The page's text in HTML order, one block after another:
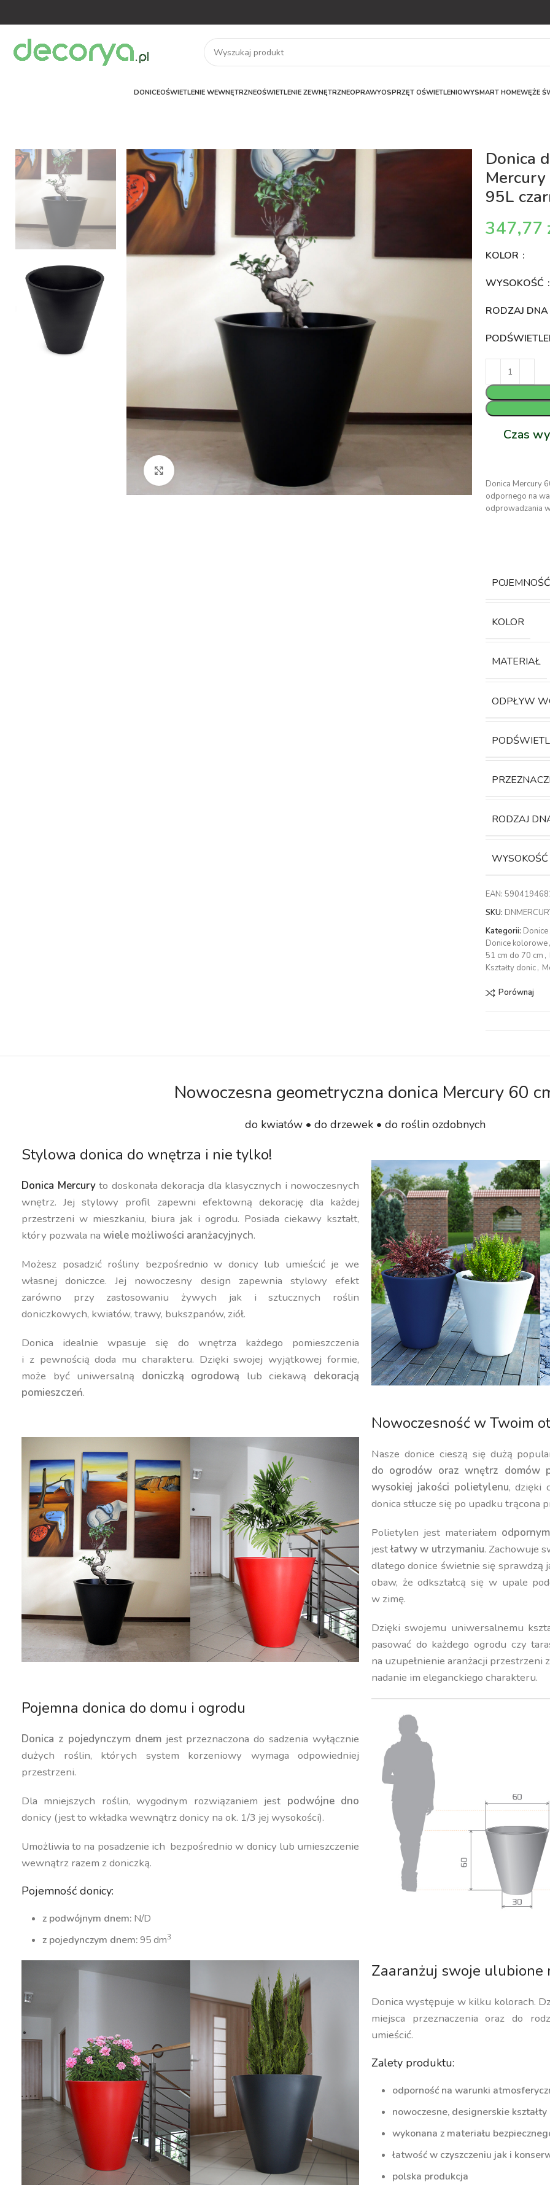
DONICEOŚWIETLENIE WEWNĘTRZNEOŚWIETLENIE ZEWNĘTRZNEOPRAWYOSPRZĘT OŚWIETLENIOWYSMART HOMEWĘŻE
Kliknij aby powiększyć
Donica
95L
KOLOR
WYSOKOŚĆ
RODZAJ DNA
Czas
Donica Mercury
odpornego na
odprowadzania
POJEMNOŚĆ
KOLOR
MATERIAŁ
ODPŁYW
RODZAJ
WYSOKOŚĆ
EAN:
SKU:
Kategorii: Donice
Donice kolorowe,
51 cm do 70 cm ,
Kształty donic,
Porównaj
Nowoczesna geometryczna donica Mercury 60
do kwiatów • do drzewek • do roślin ozdobnych
Stylowa donica do wnętrza i nie tylko!
Donica Mercuryto doskonała dekoracja dla klasycznych i nowoczesnych
wnętrz. Jej stylowy profil zapewni efektowną dekorację dla każdej
przestrzeni w mieszkaniu, biura jak i ogrodu. Posiada ciekawy kształt,
który pozwala nawiele możliwości aranżacyjnych.
Możesz posadzić rośliny bezpośrednio w donicy lub umieścić je we
własnej doniczce. Jej nowoczesny design zapewnia stylowy efekt
zarówno przy zastosowaniu żywych jak i sztucznych roślin
doniczkowych, kwiatów, trawy, bukszpanów, ziół.
Donica idealnie wpasuje się do wnętrza każdego pomieszczenia
i z pewnością doda mu charakteru. Dzięki swojej wyjątkowej formie,
może być uniwersalną doniczką ogrodową lub ciekawą dekoracją
pomieszczeń.
Nowoczesność w Twoim
Nasze donice cieszą się dużą
do ogrodów oraz wnętrz domów
wysokiej jakości polietylenu, dzięki
donica stłucze się po upadku trącona
Polietylen jest materiałem
jestłatwy w utrzymaniu. Zachowuje
dlatego donice świetnie się sprawdzą
obaw, że odkształcą się w upale
w zimę.
Dzięki swojemu uniwersalnemu
pasować do każdego ogrodu czy
na uzupełnienie aranżacji
nadanie im eleganckiego charakteru.
Pojemna donica do domu i ogrodu
Donica z pojedynczym dnemjest przeznaczona do sadzenia wyłącznie
dużych roślin, których system korzeniowy wymaga odpowiedniej
przestrzeni.
Dla mniejszych roślin, wygodnym rozwiązaniem jest podwójne dno
donicy (jest to wkładka wewnątrz donicy na ok. 1/3 jej wysokości).
Umożliwia to na posadzenie ich bezpośrednio w donicy lub umieszczenie
wewnątrz razem z doniczką.
Pojemność donicy:
z podwójnym dnem: N/D
z pojedynczym dnem:95 dm3
Zaaranżuj swoje ulubione
Donica występuje w kilku kolorach.
miejsca przeznaczenia oraz do
umieścić.
Zalety produktu:
odporność na warunki
nowoczesne, designerskie kształty
wykonana z materiału
łatwość w czyszczeniu jak i
polska produkcja